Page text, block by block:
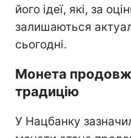
його ідеї, які, за
залишаються
сьогодні.
Монета
традицію
У Нацбанку